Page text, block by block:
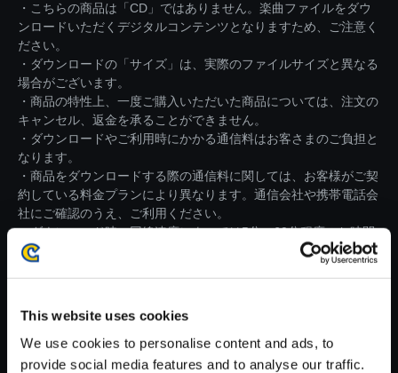
This website uses cookies
We use cookies to personalise content and ads, to
provide social media features and to analyse our traffic.
・こちらの商品は「CD」ではありません。楽曲ファイルをダウ
ンロードいただくデジタルコンテンツとなりますため、ご注意く
ださい。
・ダウンロードの「サイズ」は、実際のファイルサイズと異なる
場合がございます。
・商品の特性上、一度ご購入いただいた商品については、注文の
キャンセル、返金を承ることができません。
・ダウンロードやご利用時にかかる通信料はお客さまのご負担と
なります。
・商品をダウンロードする際の通信料に関しては、お客様がご契
約している料金プランにより異なります。通信会社や携帯電話会
社にご確認のうえ、ご利用ください。
・ダウンロード時、回線速度によっては5分～60分程度のお時間
がかかる場合がございます。
※ご購入いただいたファイルのダウンロードの際には、通信環境